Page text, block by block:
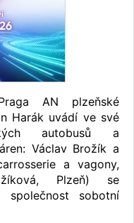
AN plzeňské
Harák uvádí ve své
autobusů a
Václav Brožík a
a vagony,
Plzeň) se
společnost sobotní